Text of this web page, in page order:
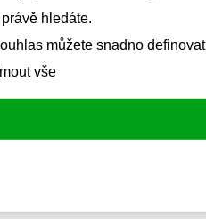
hledáte.
můžete snadno definovat
vše